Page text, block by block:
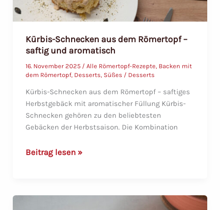
Kürbis-Schnecken aus dem Römertopf –
saftig und aromatisch
16. November 2025 / Alle Römertopf-Rezepte, Backen mit
dem Römertopf, Desserts, Süßes / Desserts
Kürbis-Schnecken aus dem Römertopf – saftiges
Herbstgebäck mit aromatischer Füllung Kürbis-
Schnecken gehören zu den beliebtesten
Gebäcken der Herbstsaison. Die Kombination
Kürbis-
dem
Beitrag lesen »